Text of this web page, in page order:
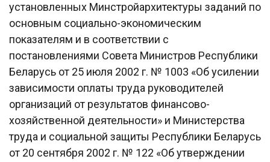
установленных Минстройархитектуры заданий по
основным социально-экономическим
показателям и в соответствии с
постановлениями Совета Министров Республики
Беларусь от 25 июля 2002 г. № 1003 «Об усилении
зависимости оплаты труда руководителей
организаций от результатов финансово-
хозяйственной деятельности» и Министерства
труда и социальной защиты Республики Беларусь
от 20 сентября 2002 г. № 122 «Об утверждении